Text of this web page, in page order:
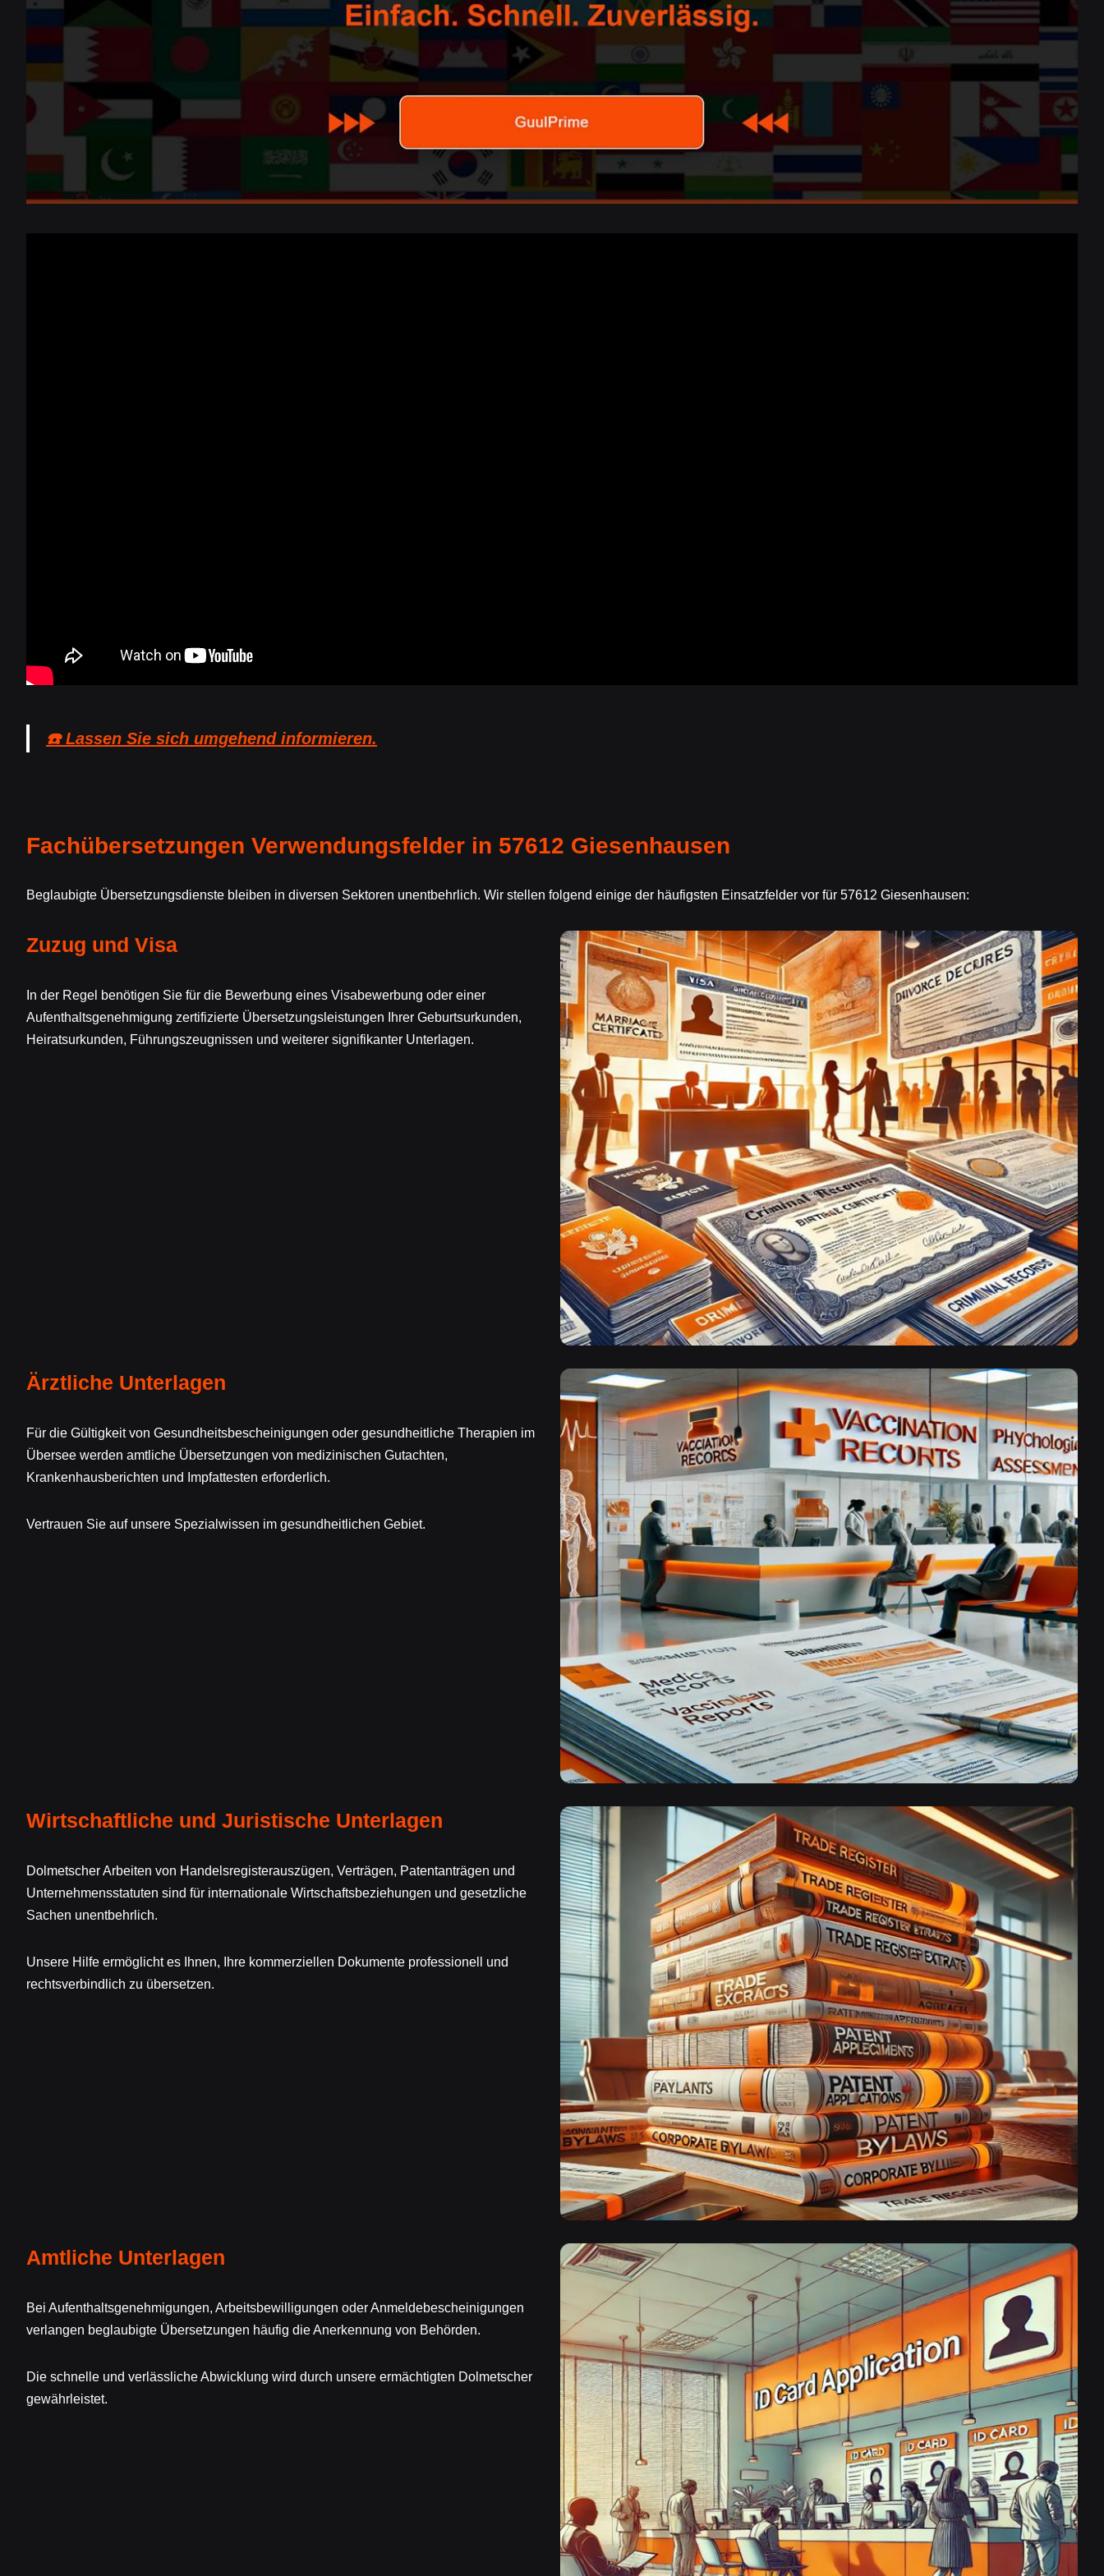
☎️ Lassen Sie sich umgehend informieren.
Fachübersetzungen Verwendungsfelder in 57612 Giesenhausen
Beglaubigte Übersetzungsdienste bleiben in diversen Sektoren unentbehrlich. Wir stellen folgend einige der häufigsten Einsatzfelder vor für 57612 Giesenhausen:
Zuzug und Visa
In der Regel benötigen Sie für die Bewerbung eines Visabewerbung oder einer
Aufenthaltsgenehmigung zertifizierte Übersetzungsleistungen Ihrer Geburtsurkunden,
Heiratsurkunden, Führungszeugnissen und weiterer signifikanter Unterlagen.
Ärztliche Unterlagen
Für die Gültigkeit von Gesundheitsbescheinigungen oder gesundheitliche Therapien im
Übersee werden amtliche Übersetzungen von medizinischen Gutachten,
Krankenhausberichten und Impfattesten erforderlich.
Vertrauen Sie auf unsere Spezialwissen im gesundheitlichen Gebiet.
Wirtschaftliche und Juristische Unterlagen
Dolmetscher Arbeiten von Handelsregisterauszügen, Verträgen, Patentanträgen und
Unternehmensstatuten sind für internationale Wirtschaftsbeziehungen und gesetzliche
Sachen unentbehrlich.
Unsere Hilfe ermöglicht es Ihnen, Ihre kommerziellen Dokumente professionell und
rechtsverbindlich zu übersetzen.
Amtliche Unterlagen
Bei Aufenthaltsgenehmigungen, Arbeitsbewilligungen oder Anmeldebescheinigungen
verlangen beglaubigte Übersetzungen häufig die Anerkennung von Behörden.
Die schnelle und verlässliche Abwicklung wird durch unsere ermächtigten Dolmetscher
gewährleistet.